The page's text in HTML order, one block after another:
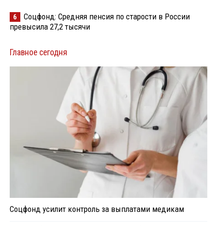
6
Соцфонд: Средняя пенсия по старости в России
превысила 27,2 тысячи
Главное сегодня
Соцфонд усилит контроль за выплатами медикам